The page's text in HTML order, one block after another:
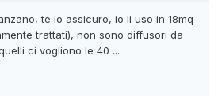
te lo assicuro, io li uso in 18mq
trattati), non sono diffusori da
ci vogliono le 40 ...